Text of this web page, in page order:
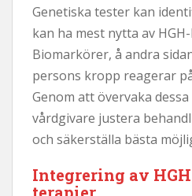
Genetiska tester kan
kan ha mest nytta av
Biomarkörer, å andra
persons kropp reagerar
Genom att övervaka
vårdgivare justera
och säkerställa bästa
Integrering av
terapier